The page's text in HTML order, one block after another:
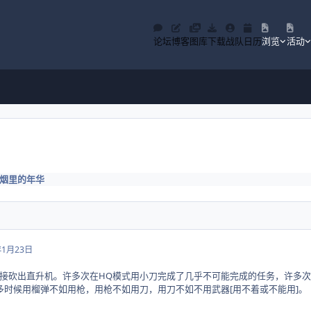
论坛博客图库下载战队 日历浏览 活动
里的年华
月23日
砍出直升机。许多次在HQ模式用小刀完成了几乎不可能完成的任务，许多
候用榴弹不如用枪，用枪不如用刀，用刀不如不用武器[用不着或不能用]。